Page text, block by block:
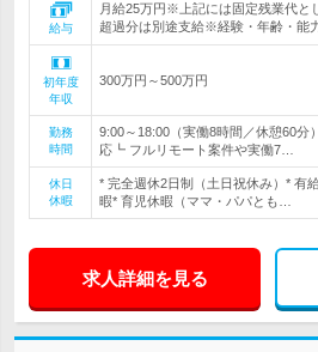
給与
月給25万円※上記には固定残業代と
超過分は別途支給※経験・年齢・能
初年度
年収
300万円～500万円
勤務
時間
9:00～18:00（実働8時間／休憩60
応┗ フルリモート案件や実働7…
休日
休暇
* 完全週休2日制（土日祝休み）* 有
暇* 育児休暇（ママ・パパとも…
求人詳細を見る